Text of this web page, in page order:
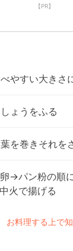
【PR】
やすい大きさ
ょうをふる
を巻きそれを
→パン粉の順に
火で揚げる
お料理する上で